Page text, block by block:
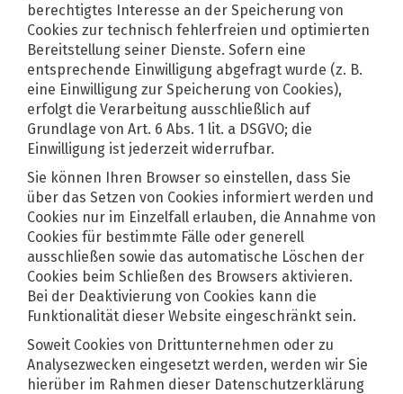
berechtigtes Interesse an der Speicherung von
Cookies zur technisch fehlerfreien und optimierten
Bereitstellung seiner Dienste. Sofern eine
entsprechende Einwilligung abgefragt wurde (z. B.
eine Einwilligung zur Speicherung von Cookies),
erfolgt die Verarbeitung ausschließlich auf
Grundlage von Art. 6 Abs. 1 lit. a DSGVO; die
Einwilligung ist jederzeit widerrufbar.
Sie können Ihren Browser so einstellen, dass Sie
über das Setzen von Cookies informiert werden und
Cookies nur im Einzelfall erlauben, die Annahme von
Cookies für bestimmte Fälle oder generell
ausschließen sowie das automatische Löschen der
Cookies beim Schließen des Browsers aktivieren.
Bei der Deaktivierung von Cookies kann die
Funktionalität dieser Website eingeschränkt sein.
Soweit Cookies von Drittunternehmen oder zu
Analysezwecken eingesetzt werden, werden wir Sie
hierüber im Rahmen dieser Datenschutzerklärung